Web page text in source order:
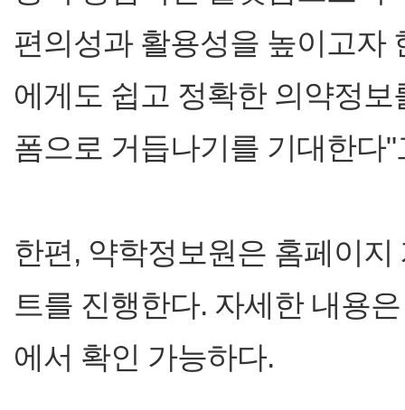
편의성과 활용성을 높이고자
에게도 쉽고 정확한 의약정
폼으로 거듭나기를 기대한다"
한편, 약학정보원은 홈페이
트를 진행한다. 자세한 내용
에서 확인 가능하다.